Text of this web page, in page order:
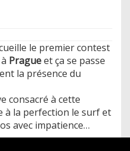
le premier contest
Pragueet ça se passe
la présence du
consacré à cette
à la perfection le surf et
avec impatience…